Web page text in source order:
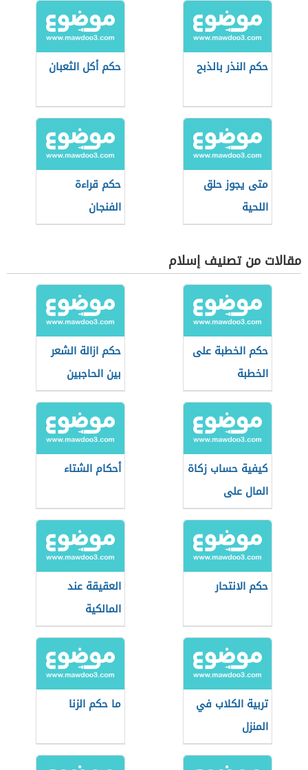
حكم النذر بالذبح حكم أكل الثعبان
متى يجوز حلق
اللحية
حكم قراءة
الفنجان
مقالات من تصنيف إسلام
حكم الخطبة على
الخطبة
حكم ازالة الشعر
بين الحاجبين
كيفية حساب زكاة
المال على
شهادات الاستثمار
أحكام الشتاء
حكم الانتحار
العقيقة عند
المالكية
تربية الكلاب في
المنزل
ما حكم الزنا